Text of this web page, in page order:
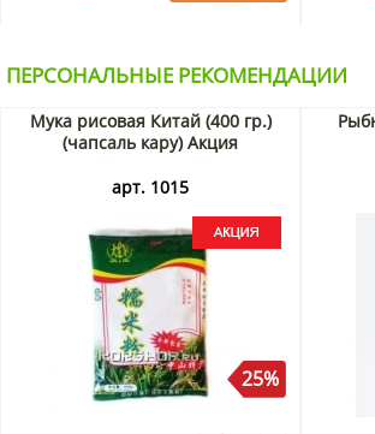
ПЕРСОНАЛЬНЫЕ РЕКОМЕНДАЦИИ
Мука рисовая Китай (400 гр.)
(чапсаль кару) Акция
арт. 1015
25%